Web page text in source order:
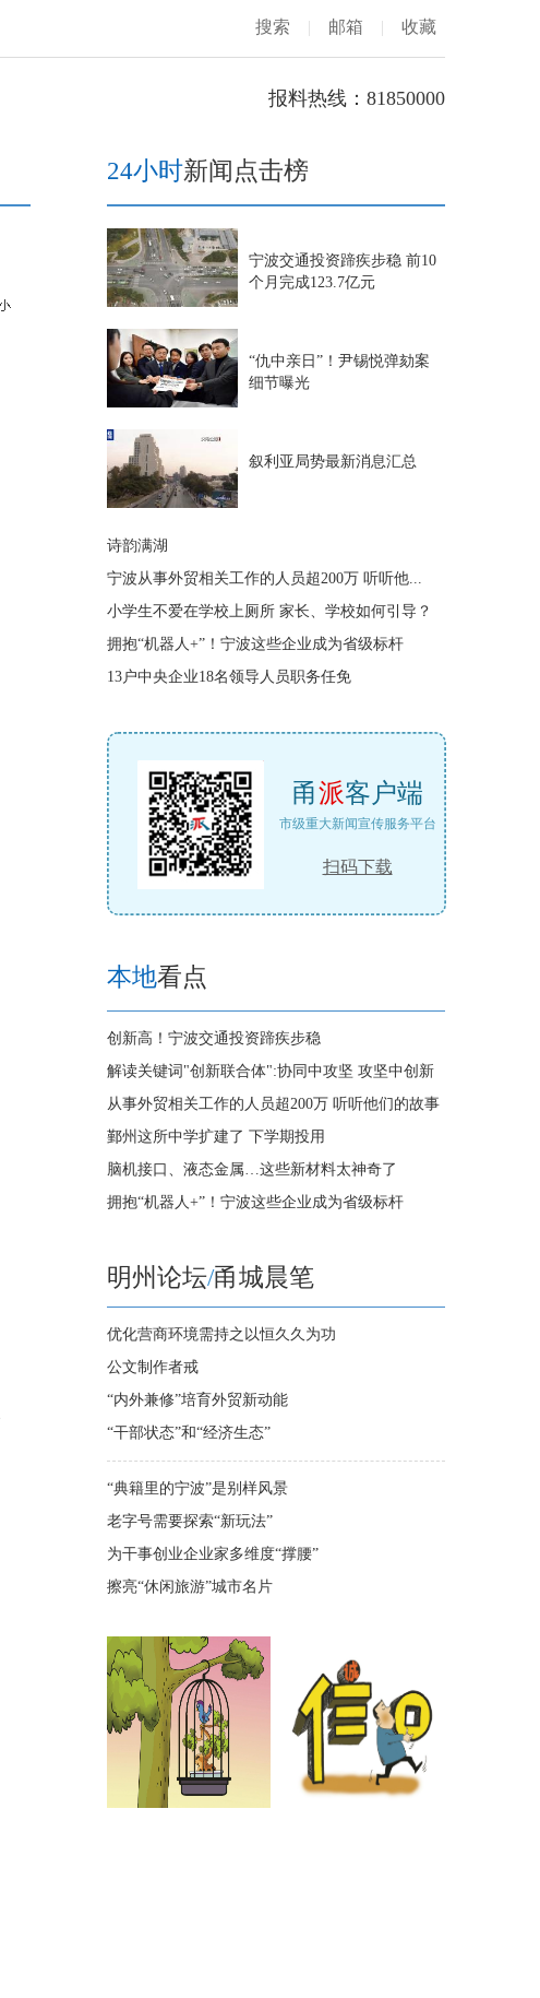
搜索 | 邮箱 | 收藏
报料热线：81850000
24小时新闻点击榜
宁波交通投资蹄疾步稳 前10
个月完成123.7亿元
“仇中亲日”！尹锡悦弹劾案
细节曝光
叙利亚局势最新消息汇总
诗韵满湖
宁波从事外贸相关工作的人员超200万 听听他...
小学生不爱在学校上厕所 家长、学校如何引导？
拥抱“机器人+”！宁波这些企业成为省级标杆
13户中央企业18名领导人员职务任免
甬派客户端
市级重大新闻宣传服务平台
扫码下载
本地看点
创新高！宁波交通投资蹄疾步稳
解读关键词"创新联合体":协同中攻坚 攻坚中创新
从事外贸相关工作的人员超200万 听听他们的故事
鄞州这所中学扩建了 下学期投用
脑机接口、液态金属…这些新材料太神奇了
拥抱“机器人+”！宁波这些企业成为省级标杆
明州论坛/甬城晨笔
优化营商环境需持之以恒久久为功
公文制作者戒
“内外兼修”培育外贸新动能
“干部状态”和“经济生态”
“典籍里的宁波”是别样风景
老字号需要探索“新玩法”
为干事创业企业家多维度“撑腰”
擦亮“休闲旅游”城市名片